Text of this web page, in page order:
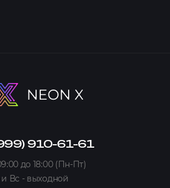
910-61-61
до 18:00 (Пн-Пт)
Вс - выходной